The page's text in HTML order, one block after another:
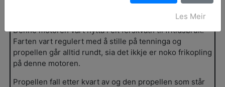
Les Meir
Denne motoren vart nytta i eit ferskvatn til fritidsbruk.
Farten vart regulert med å stille på tenninga og
propellen går alltid rundt, sia det ikkje er noko frikopling
på denne motoren.
Propellen fall etter kvart av og den propellen som står